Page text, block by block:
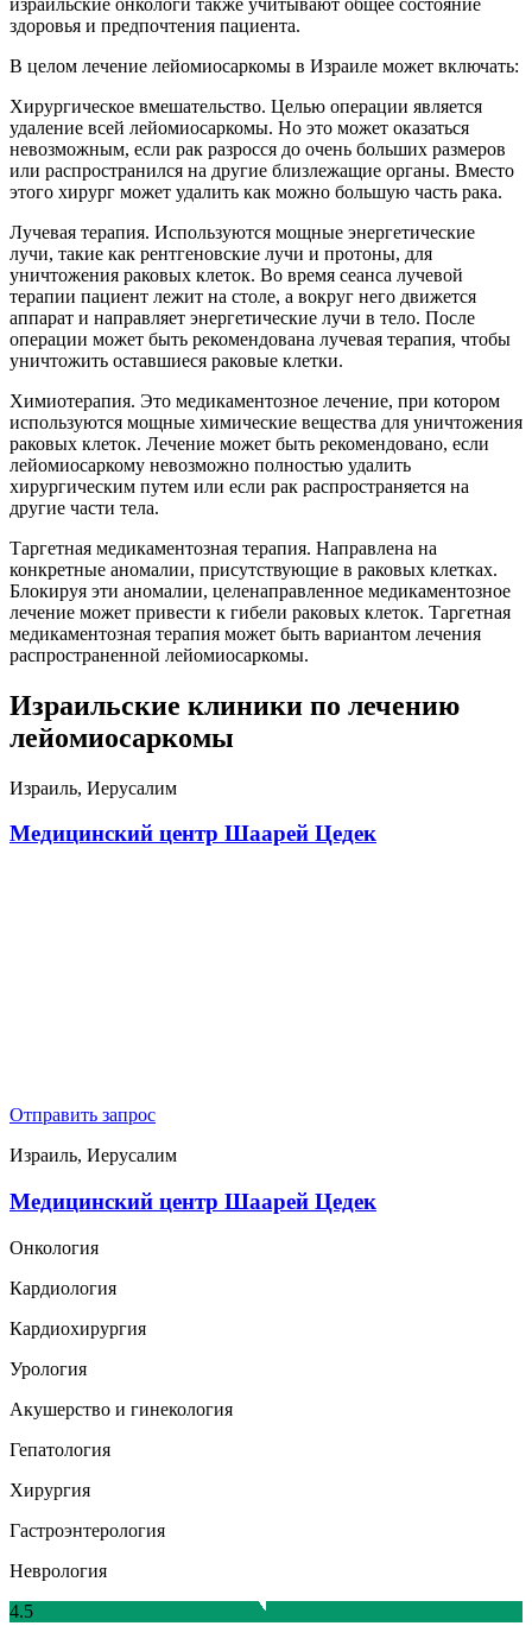
здоровья и предпочтения пациента.
В целом лечение лейомиосаркомы в Израиле может включать:
Хирургическое вмешательство. Целью операции является
удаление всей лейомиосаркомы. Но это может оказаться
невозможным, если рак разросся до очень больших размеров
или распространился на другие близлежащие органы. Вместо
этого хирург может удалить как можно большую часть рака.
Лучевая терапия. Используются мощные энергетические
лучи, такие как рентгеновские лучи и протоны, для
уничтожения раковых клеток. Во время сеанса лучевой
терапии пациент лежит на столе, а вокруг него движется
аппарат и направляет энергетические лучи в тело. После
операции может быть рекомендована лучевая терапия, чтобы
уничтожить оставшиеся раковые клетки.
Химиотерапия. Это медикаментозное лечение, при котором
используются мощные химические вещества для уничтожения
раковых клеток. Лечение может быть рекомендовано, если
лейомиосаркому невозможно полностью удалить
хирургическим путем или если рак распространяется на
другие части тела.
Таргетная медикаментозная терапия. Направлена на
конкретные аномалии, присутствующие в раковых клетках.
Блокируя эти аномалии, целенаправленное медикаментозное
лечение может привести к гибели раковых клеток. Таргетная
медикаментозная терапия может быть вариантом лечения
распространенной лейомиосаркомы.
Израильские клиники по лечению
лейомиосаркомы
Израиль, Иерусалим
Медицинский центр Шаарей Цедек
Отправить запрос
Израиль, Иерусалим
Медицинский центр Шаарей Цедек
Онкология
Кардиология
Кардиохирургия
Урология
Акушерство и гинекология
Гепатология
Хирургия
Гастроэнтерология
Неврология
4.5